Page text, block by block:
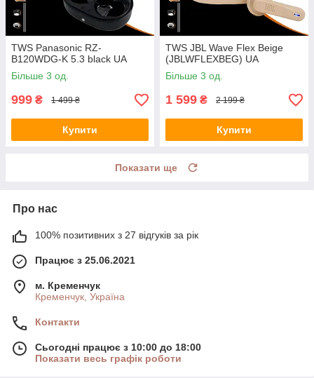
TWS Panasonic RZ-
B120WDG-K 5.3 black UA
Більше 3 од.
999 ₴ 1 499 ₴
Купити
TWS JBL Wave Flex Beige
(JBLWFLEXBEG) UA
Більше 3 од.
1 599 ₴ 2 199 ₴
Купити
Показати ще
Про нас
100% позитивних з 27 відгуків за рік
Працює з 25.06.2021
м. Кременчук
Кременчук, Україна
Контакти
Сьогодні працює з 10:00 до 18:00
Показати весь графік роботи